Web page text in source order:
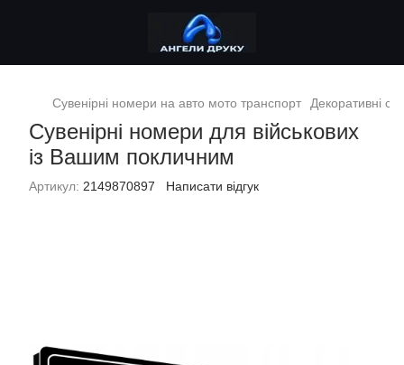
Сувенірні номери на авто мото транспорт Декоративні
Сувенірні номери для військових
із Вашим покличним
Артикул: 2149870897 Написати відгук